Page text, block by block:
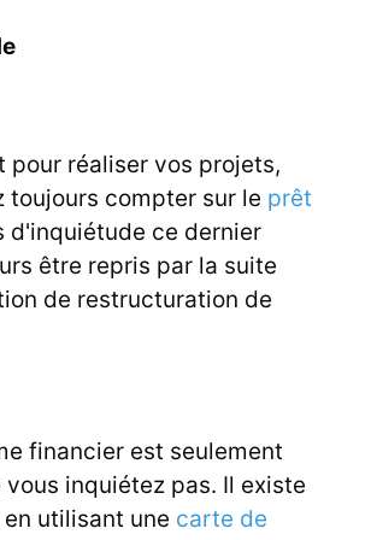
pour réaliser vos projets,
toujours compter sur le prêt
d'inquiétude ce dernier
être repris par la suite
de restructuration de
financier est seulement
inquiétez pas. Il existe
utilisant une carte de